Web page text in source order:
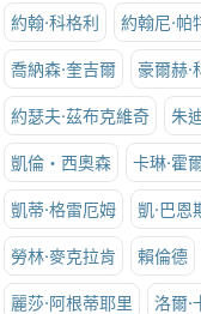
約翰·科格利 約翰尼·帕
喬納森·奎吉爾 豪爾赫·
約瑟夫·茲布克維奇 朱
凱倫‧西奧森 卡琳·霍
凱蒂·格雷厄姆 凱·巴恩
勞林·麥克拉肯 賴倫德
麗莎·阿根蒂耶里 洛爾·